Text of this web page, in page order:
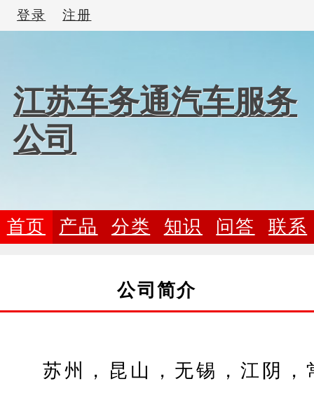
登录 注册
江苏车务通汽车服务
公司
首页 产品 分类 知识 问答 联系
公司简介
苏州，昆山，无锡，江阴，